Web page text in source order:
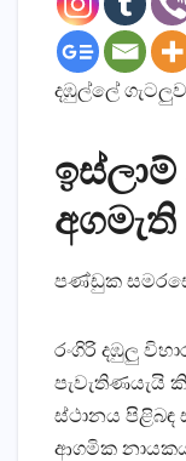
දඹුල්ලේ ගැටලුව
අගමැති
පණ්ඩුක
රංගිරි දඹුලු
පැවැතිණයැයි
ස්ථානය පිළිබඳ
ආගමික